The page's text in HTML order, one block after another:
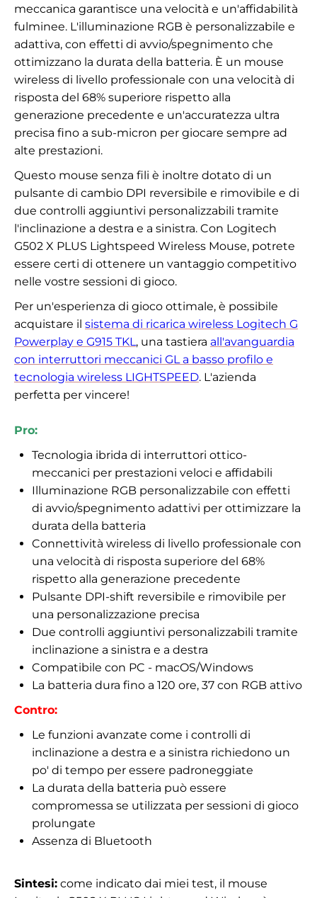
meccanica garantisce una velocità e un'affidabilità
fulminee. L'illuminazione RGB è personalizzabile e
adattiva, con effetti di avvio/spegnimento che
ottimizzano la durata della batteria. È un mouse
wireless di livello professionale con una velocità di
risposta del 68% superiore rispetto alla
generazione precedente e un'accuratezza ultra
precisa fino a sub-micron per giocare sempre ad
alte prestazioni.
Questo mouse senza fili è inoltre dotato di un
pulsante di cambio DPI reversibile e rimovibile e di
due controlli aggiuntivi personalizzabili tramite
l'inclinazione a destra e a sinistra. Con Logitech
G502 X PLUS Lightspeed Wireless Mouse, potrete
essere certi di ottenere un vantaggio competitivo
nelle vostre sessioni di gioco.
Per un'esperienza di gioco ottimale, è possibile
acquistare il sistema di ricarica wireless Logitech G
Powerplay e G915 TKL, una tastiera all'avanguardia
con interruttori meccanici GL a basso profilo e
tecnologia wireless LIGHTSPEED. L'azienda
perfetta per vincere!
Pro:
Tecnologia ibrida di interruttori ottico-
meccanici per prestazioni veloci e affidabili
Illuminazione RGB personalizzabile con effetti
di avvio/spegnimento adattivi per ottimizzare la
durata della batteria
Connettività wireless di livello professionale con
una velocità di risposta superiore del 68%
rispetto alla generazione precedente
Pulsante DPI-shift reversibile e rimovibile per
una personalizzazione precisa
Due controlli aggiuntivi personalizzabili tramite
inclinazione a sinistra e a destra
Compatibile con PC - macOS/Windows
La batteria dura fino a 120 ore, 37 con RGB attivo
Contro:
Le funzioni avanzate come i controlli di
inclinazione a destra e a sinistra richiedono un
po' di tempo per essere padroneggiate
La durata della batteria può essere
compromessa se utilizzata per sessioni di gioco
prolungate
Assenza di Bluetooth
Sintesi: come indicato dai miei test, il mouse